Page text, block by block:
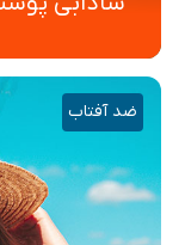
ضد آفتاب